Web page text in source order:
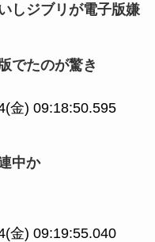
しジブリが電子版嫌
でたのが驚き
金) 09:18:50.595
中か
金) 09:19:55.040